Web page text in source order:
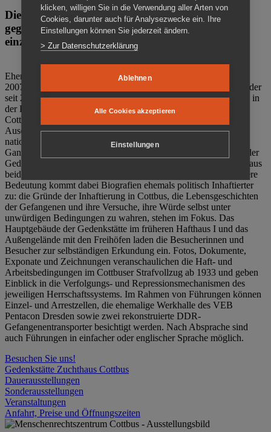
Die Gedenkstätte Zuchthaus Cottbus ist ein Ort
gegen das Vergessen. Anschaulich, nah und
einzigartig.
Ehemalige politische Häftlinge der DDR gründeten im Oktober
2007 den Verein Menschenrechtszentrum Cottbus e. V. (MRZ), der
seit 2011 Eigentümer des ehemaligen Gefängnisses (1860-2002) in
der Bautzener Straße und Träger der Gedenkstätte Zuchthaus
Cottbus ist. Im Zentrum der Arbeit der Gedenkstätte steht die
Auseinandersetzung mit politischem Unrecht während der
nationalsozialistischen Terrorherrschaft und der SED-Diktatur.
Ganzjährig zeigen mehrere Dauer- und Sonderausstellungen in der
Gedenkstätte Zuchthaus Cottbus Beispiele politischen Unrechts aus
beiden deutschen Diktaturen des 20. Jahrhunderts. Eine besondere
Bedeutung kommt dabei Biografien ehemals politisch Inhaftierter
zu: die Gründe der Inhaftierung in Cottbus, die Lebensgeschichten
der Gefangenen und ihre Versuche, ihre Würde selbst unter
unwürdigen Bedingungen zu wahren, stehen im Fokus. Das
Hauptgebäude der Gedenkstätte im früheren Hafthaus I und das
Außengelände mit den Freihöfen laden die Besucherinnen und
Besucher zur selbständigen Erkundung ein. Fotos, Dokumente,
Exponate und Zeichnungen veranschaulichen die Haft- und
Arbeitsbedingungen im Cottbuser Strafvollzug ab 1933 und geben
Einblick in die Verfolgungs- und Repressionsmechanismen des
jeweiligen Herrschaftssystems. Im Rahmen von Führungen können
Einzel- und Arrestzellen, die ehemalige Werkhalle des VEB
Pentacon Dresden sowie zwei rekonstruierte DDR-
Gefangenentransporter besichtigt werden. Nach Absprache sind
auch Führungen in einfacher oder englischer Sprache möglich.
Besuchen Sie uns!
Gedenkstätte Zuchthaus Cottbus
Dauerausstellungen
Sonderausstellungen
Veranstaltungen
Anfahrt, Preise und Öffnungszeiten
klicken, willigen Sie in die Verwendung aller Arten von
Cookies, darunter auch für Analysezwecke ein. Ihre
Einstellungen können Sie jederzeit ändern.
> Zur Datenschutzerklärung
Ablehnen
Alle Cookies akzeptieren
Einstellungen